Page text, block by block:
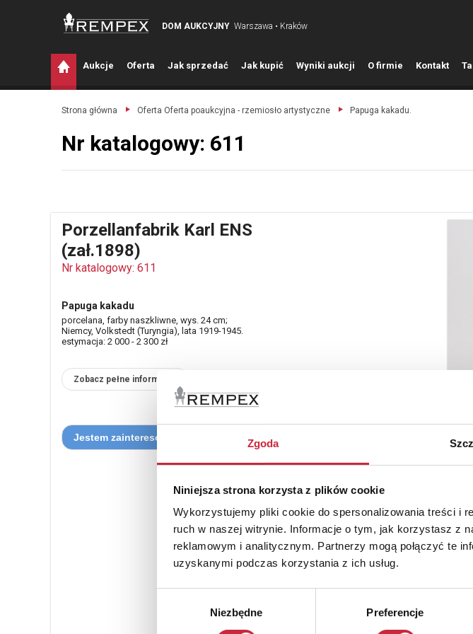
Zgoda
Niniejsza strona korzysta z plików cookie
Wykorzystujemy pliki cookie do spersonalizowania treści i
ruch w naszej witrynie. Informacje o tym, jak korzystasz z
reklamowym i analitycznym. Partnerzy mogą połączyć te
uzyskanymi podczas korzystania z ich usług.
Niezbędne Preferencje
DOM AUKCYJNY Warszawa • Kraków
Aukcje Oferta Jak sprzedać Jak kupić Wyniki aukcji O firmie Kontakt T
Strona główna Oferta Oferta poaukcyjna - rzemiosło artystyczne Papuga kakadu.
Nr katalogowy: 611
Porzellanfabrik Karl ENS
(zał.1898)
Nr katalogowy: 611
Papuga kakadu
porcelana, farby naszkliwne, wys. 24 cm;
Niemcy, Volkstedt (Turyngia), lata 1919-1945.
estymacja: 2 000 - 2 300 zł
Zobacz pełne informacje